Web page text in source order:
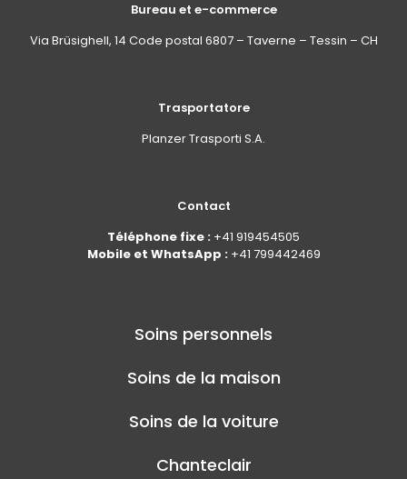
Bureau et e-commerce
Via Brüsighell, 14 Code postal 6807 – Taverne – Tessin – CH
Trasportatore
Planzer Trasporti S.A.
Contact
Téléphone fixe : +41 919454505
Mobile et WhatsApp : +41 799442469
Soins personnels
Soins de la maison
Soins de la voiture
Chanteclair